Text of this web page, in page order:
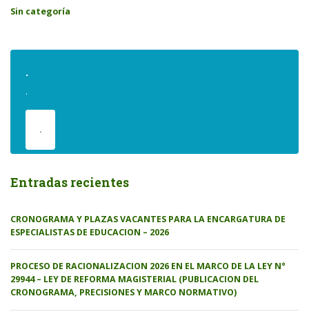
Sin categoría
.
.
.
Entradas recientes
CRONOGRAMA Y PLAZAS VACANTES PARA LA ENCARGATURA DE
ESPECIALISTAS DE EDUCACION – 2026
PROCESO DE RACIONALIZACION 2026 EN EL MARCO DE LA LEY N°
29944 – LEY DE REFORMA MAGISTERIAL (PUBLICACION DEL
CRONOGRAMA, PRECISIONES Y MARCO NORMATIVO)